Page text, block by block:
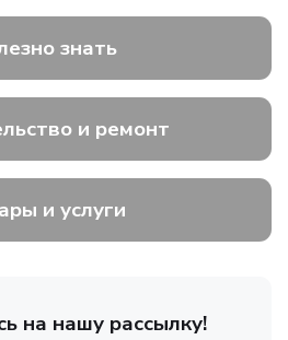
знать
и ремонт
и услуги
на нашу рассылку!